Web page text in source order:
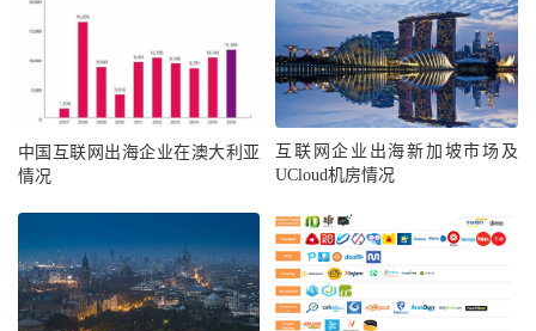
中国互联网出海企业在澳大利亚
情况
互联网企业出海新加坡市场及
UCloud机房情况